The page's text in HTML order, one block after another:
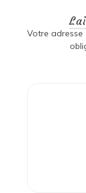
Votre adresse